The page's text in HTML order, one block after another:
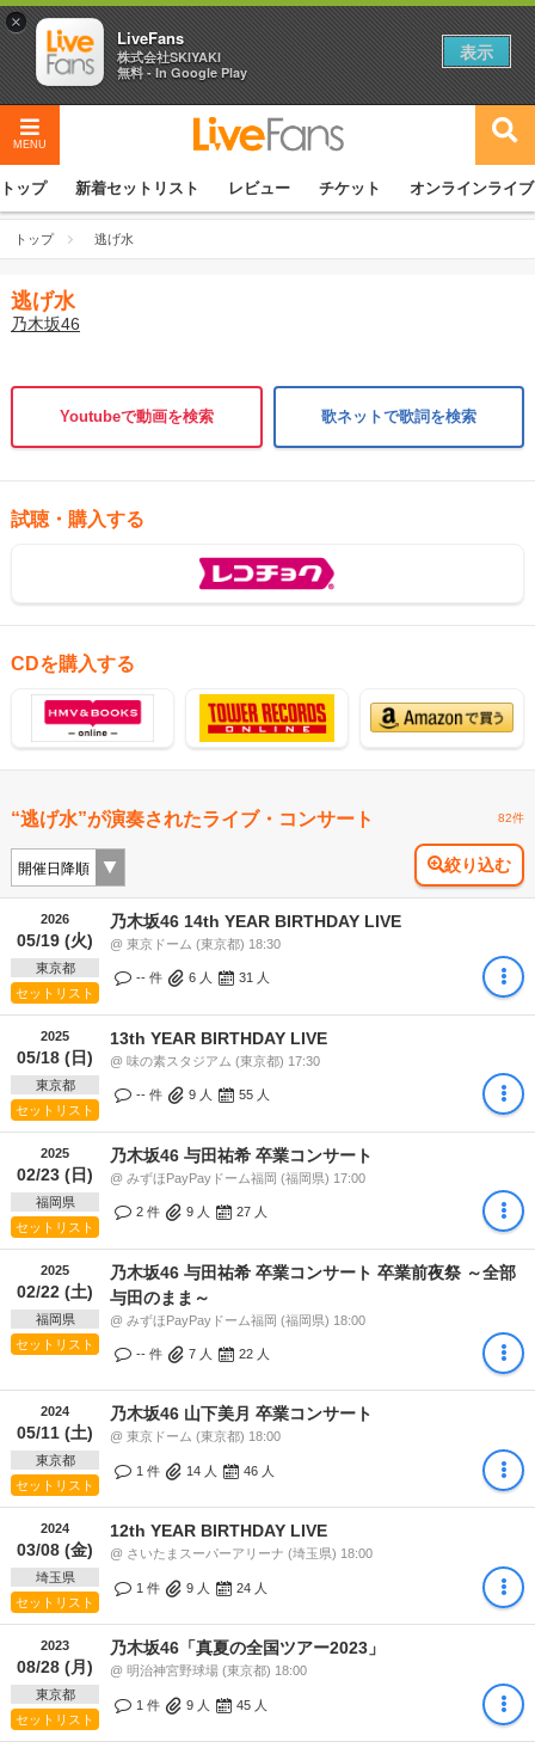
MENU
トップ 新着セットリスト レビュー チケット オンラインライブ
トップ 逃げ水
逃げ水
乃木坂46
Youtubeで動画を検索 歌ネットで歌詞を検索
試聴・購入する
CDを購入する
“逃げ水”が演奏されたライブ・コンサート 82件
絞り込む
2026
05/19 (火)
東京都
セットリスト
乃木坂46 14th YEAR BIRTHDAY LIVE
@ 東京ドーム (東京都) 18:30
-- 件 6 人 31 人
2025
05/18 (日)
東京都
セットリスト
13th YEAR BIRTHDAY LIVE
@ 味の素スタジアム (東京都) 17:30
-- 件 9 人 55 人
2025
02/23 (日)
福岡県
セットリスト
乃木坂46 与田祐希 卒業コンサート
@ みずほPayPayドーム福岡 (福岡県) 17:00
2 件 9 人 27 人
2025
02/22 (土)
福岡県
セットリスト
乃木坂46 与田祐希 卒業コンサート 卒業前夜祭 ～全部
与田のまま～
@ みずほPayPayドーム福岡 (福岡県) 18:00
-- 件 7 人 22 人
2024
05/11 (土)
東京都
セットリスト
乃木坂46 山下美月 卒業コンサート
@ 東京ドーム (東京都) 18:00
1 件 14 人 46 人
2024
03/08 (金)
埼玉県
セットリスト
12th YEAR BIRTHDAY LIVE
@ さいたまスーパーアリーナ (埼玉県) 18:00
1 件 9 人 24 人
2023
08/28 (月)
東京都
セットリスト
乃木坂46「真夏の全国ツアー2023」
@ 明治神宮野球場 (東京都) 18:00
1 件 9 人 45 人
×
LiveFans
株式会社SKIYAKI
無料 - In Google Play
表示